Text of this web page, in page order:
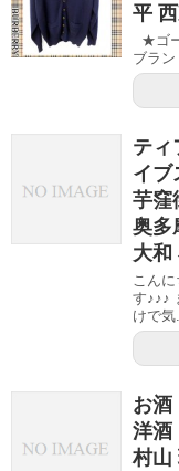
平
★ゴ
ブラ
ティ
イブ
芋窪
奥多
大和
こん
す♪♪♪
けで気
お酒
洋酒
村山